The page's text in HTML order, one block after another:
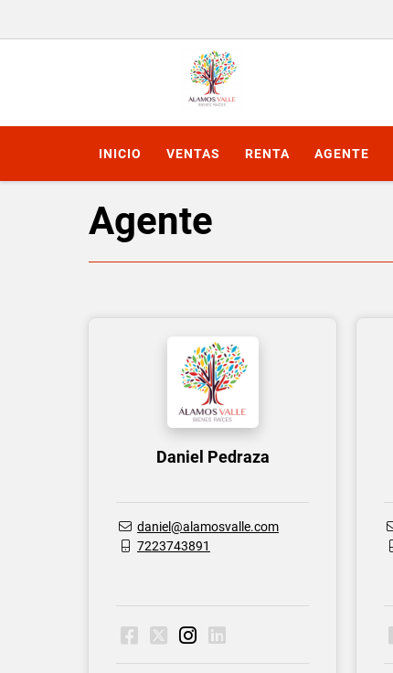
INICIO VENTAS RENTA AGENTE
Agente
Daniel Pedraza
daniel@alamosvalle.com
7223743891